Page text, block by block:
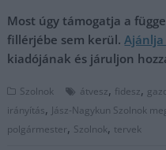
Most úgy támogatja a
fillérjébe sem kerül.
kiadójának és járuljon
Szolnok átvesz, fidesz,
irányítás, Jász-Nagykun Szolnok
polgármester, Szolnok, tervek